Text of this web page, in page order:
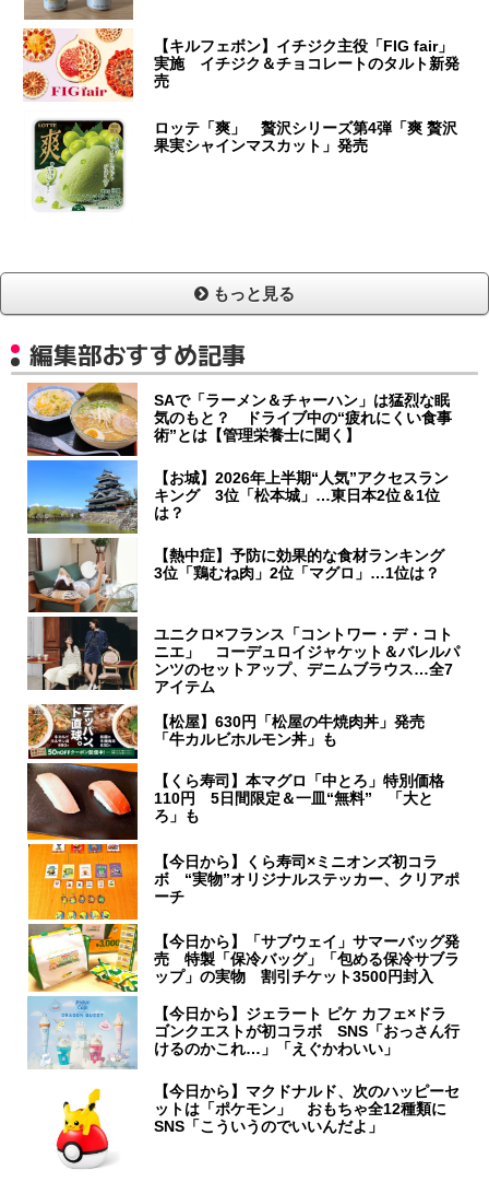
【キルフェボン】イチジク主役「FIG fair」
実施 イチジク＆チョコレートのタルト新発
売
ロッテ「爽」 贅沢シリーズ第4弾「爽 贅沢
果実シャインマスカット」発売
もっと見る
編集部おすすめ記事
SAで「ラーメン＆チャーハン」は猛烈な眠
気のもと？ ドライブ中の“疲れにくい食事
術”とは【管理栄養士に聞く】
【お城】2026年上半期“人気”アクセスラン
キング 3位「松本城」…東日本2位＆1位
は？
【熱中症】予防に効果的な食材ランキング
3位「鶏むね肉」2位「マグロ」…1位は？
ユニクロ×フランス「コントワー・デ・コト
ニエ」 コーデュロイジャケット＆バレルパ
ンツのセットアップ、デニムブラウス…全7
アイテム
【松屋】630円「松屋の牛焼肉丼」発売
「牛カルビホルモン丼」も
【くら寿司】本マグロ「中とろ」特別価格
110円 5日間限定＆一皿“無料” 「大と
ろ」も
【今日から】くら寿司×ミニオンズ初コラ
ボ “実物”オリジナルステッカー、クリアポ
ーチ
【今日から】「サブウェイ」サマーバッグ発
売 特製「保冷バッグ」「包める保冷サブラ
ップ」の実物 割引チケット3500円封入
【今日から】ジェラート ピケ カフェ×ドラ
ゴンクエストが初コラボ SNS「おっさん行
けるのかこれ…」「えぐかわいい」
【今日から】マクドナルド、次のハッピーセ
ットは「ポケモン」 おもちゃ全12種類に
SNS「こういうのでいいんだよ」